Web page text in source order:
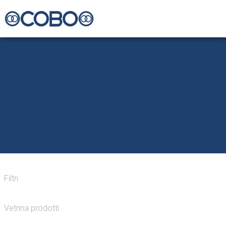
Filtri
Vetrina prodotti